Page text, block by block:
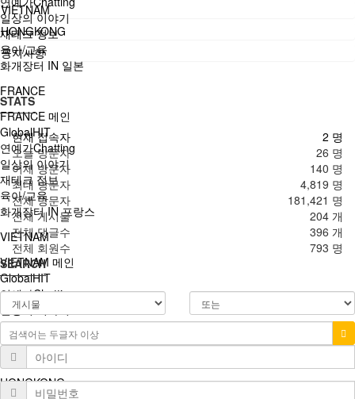
일상의 이야기
재테크 정보
육아/교육
화개장터 IN 일본
FRANCE
FRANCE 메인
GlobalHIT
연예가Chatting
일상의 이야기
재테크 정보
육아/교육
화개장터 IN 프랑스
VIETNAM
VIETNAM 메인
GlobalHIT
연예가Chatting
일상의 이야기
재테크 정보
육아/교육
화개장터 IN 배트남
HONGKONG
VIETNAM
HONGKONG
공지사항
STATS
2 명
현재 접속자
26 명
오늘 방문자
140 명
어제 방문자
4,819 명
최대 방문자
181,421 명
전체 방문자
204 개
전체 게시물
396 개
전체 댓글수
793 명
전체 회원수
SEARCH